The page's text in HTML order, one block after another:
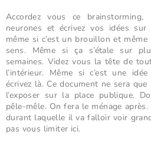
Accordez vous ce
neurones et écrivez vos idées
même si c’est un brouillon et
sens. Même si ça s’étale sur
semaines. Videz vous la tête de
l’intérieur. Même si c’est une
écrivez là. Ce document ne sera
l’exposer sur la place publique.
pêle-mêle. On fera le ménage
durant laquelle il va falloir voir
pas vous limiter ici.